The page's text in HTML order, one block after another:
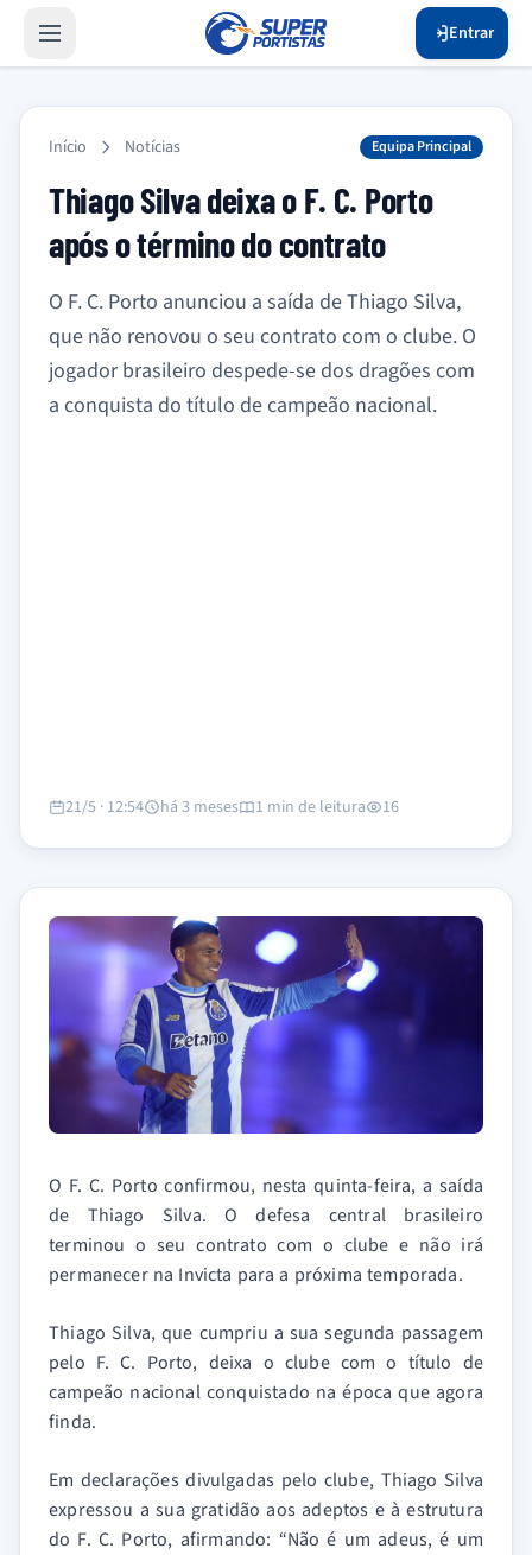
Entrar
Início Notícias Equipa Principal
Thiago Silva deixa o F. C. Porto
após o término do contrato
O F. C. Porto anunciou a saída de Thiago Silva,
que não renovou o seu contrato com o clube. O
jogador brasileiro despede-se dos dragões com
a conquista do título de campeão nacional.
21/5 · 12:54 há 3 meses 1 min de leitura 16
O F. C. Porto confirmou, nesta quinta-feira, a saída
de Thiago Silva. O defesa central brasileiro
terminou o seu contrato com o clube e não irá
permanecer na Invicta para a próxima temporada.
Thiago Silva, que cumpriu a sua segunda passagem
pelo F. C. Porto, deixa o clube com o título de
campeão nacional conquistado na época que agora
finda.
Em declarações divulgadas pelo clube, Thiago Silva
expressou a sua gratidão aos adeptos e à estrutura
do F. C. Porto, afirmando: “Não é um adeus, é um